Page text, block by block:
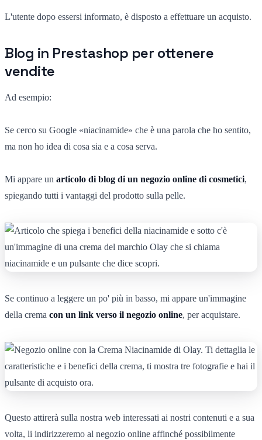
L'utente dopo essersi informato, è disposto a effettuare un acquisto.
Blog in Prestashop per ottenere
vendite
Ad esempio:
Se cerco su Google «niacinamide» che è una parola che ho sentito,
ma non ho idea di cosa sia e a cosa serva.
Mi appare un articolo di blog di un negozio online di cosmetici,
spiegando tutti i vantaggi del prodotto sulla pelle.
Se continuo a leggere un po' più in basso, mi appare un'immagine
della crema con un link verso il negozio online, per acquistare.
Questo attirerà sulla nostra web interessati ai nostri contenuti e a sua
volta, li indirizzeremo al negozio online affinché possibilmente